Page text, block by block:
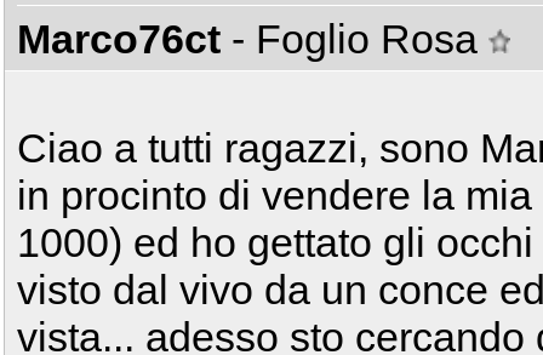
Marco76ct - Foglio Rosa
Ciao a tutti ragazzi, sono
in procinto di vendere la
1000) ed ho gettato gli
visto dal vivo da un conce
vista... adesso sto